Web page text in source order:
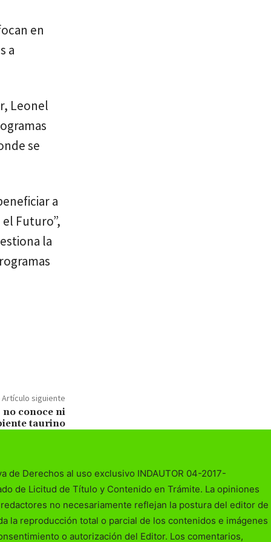
en
a
Leonel
se
a
Futuro”,
la
Artículo siguiente
no conoce ni
taurino
de Derechos al uso exclusivo INDAUTOR 04-2017-
de Licitud de Título y Contenido en Trámite. La opiniones
no necesariamente reflejan la postura del editor de
la reproducción total o parcial de los contenidos e imágenes
o autorización del Editor. Los comentarios,